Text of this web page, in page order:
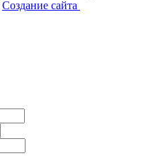
Создание сайта